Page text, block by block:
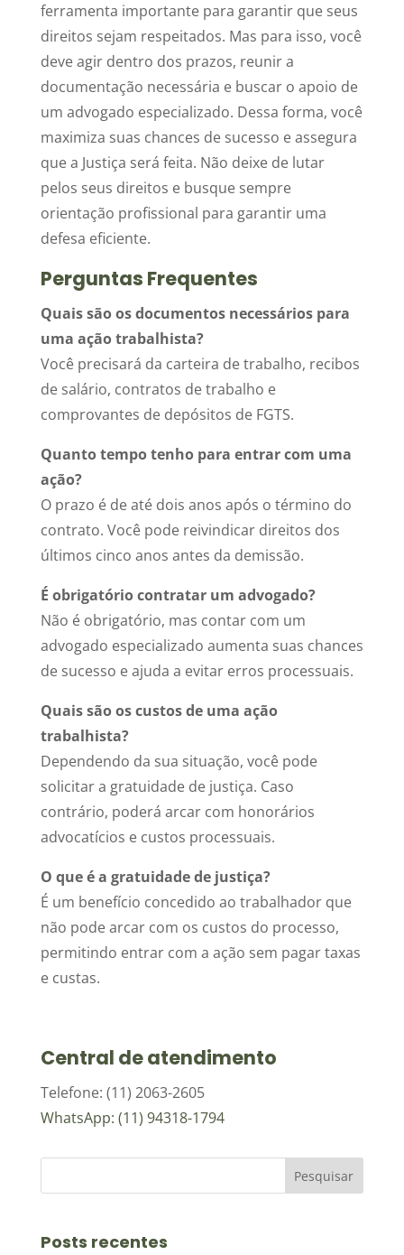
ferramenta importante para garantir que seus
direitos sejam respeitados. Mas para isso, você
deve agir dentro dos prazos, reunir a
documentação necessária e buscar o apoio de
um advogado especializado. Dessa forma, você
maximiza suas chances de sucesso e assegura
que a Justiça será feita. Não deixe de lutar
pelos seus direitos e busque sempre
orientação profissional para garantir uma
defesa eficiente.
Perguntas Frequentes
Quais são os documentos necessários para
uma ação trabalhista?
Você precisará da carteira de trabalho, recibos
de salário, contratos de trabalho e
comprovantes de depósitos de FGTS.
Quanto tempo tenho para entrar com uma
ação?
O prazo é de até dois anos após o término do
contrato. Você pode reivindicar direitos dos
últimos cinco anos antes da demissão.
É obrigatório contratar um advogado?
Não é obrigatório, mas contar com um
advogado especializado aumenta suas chances
de sucesso e ajuda a evitar erros processuais.
Quais são os custos de uma ação
trabalhista?
Dependendo da sua situação, você pode
solicitar a gratuidade de justiça. Caso
contrário, poderá arcar com honorários
advocatícios e custos processuais.
O que é a gratuidade de justiça?
É um benefício concedido ao trabalhador que
não pode arcar com os custos do processo,
permitindo entrar com a ação sem pagar taxas
e custas.
Central de atendimento
Telefone: (11) 2063-2605
WhatsApp: (11) 94318-1794
Posts recentes